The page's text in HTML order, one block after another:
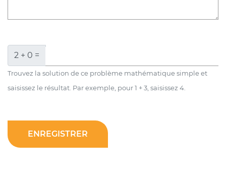
2 + 0 =
Trouvez la solution de ce problème mathématique simple et
saisissez le résultat. Par exemple, pour 1 + 3, saisissez 4.
ENREGISTRER